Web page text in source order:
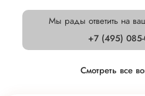
Мы рады ответить на
+7 (495) 085-
Смотреть все